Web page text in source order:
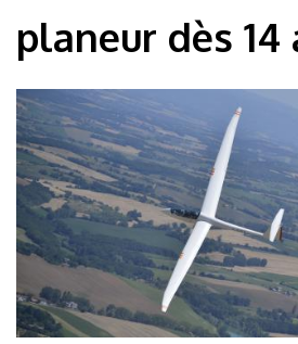
planeur dès 14